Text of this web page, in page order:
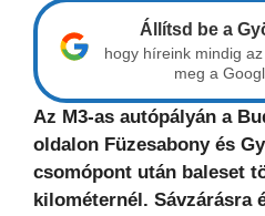
Állítsd be a
hogy híreink mindig
meg a
Az M3-as autópályán a
oldalon Füzesabony és
csomópont után baleset
kilométernél. Sávzárásra